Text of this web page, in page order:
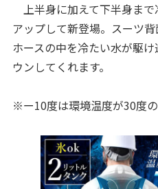
上半身に加えて下半身ま
アップして新登場。スーツ背
ホースの中を冷たい水が駆
ウンしてくれます。
※ー10度は環境温度が30度